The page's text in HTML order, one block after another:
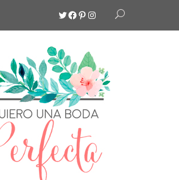
Twitter
Facebook
Pinterest
Instagram